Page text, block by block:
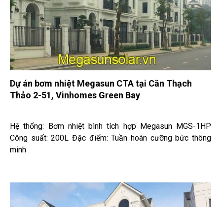
Dự án bơm nhiệt Megasun CTA tại Căn Thạch
Thảo 2-51, Vinhomes Green Bay
Hệ thống: Bơm nhiệt bình tích hợp Megasun MGS-1HP
Công suất: 200L Đặc điểm: Tuần hoàn cưỡng bức thông
minh